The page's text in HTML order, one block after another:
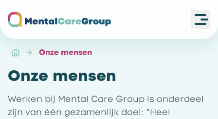
Onze mensen
Onze mensen
Werken bij Mental Care Group is onderdeel
zijn van één gezamenlijk doel: “Heel